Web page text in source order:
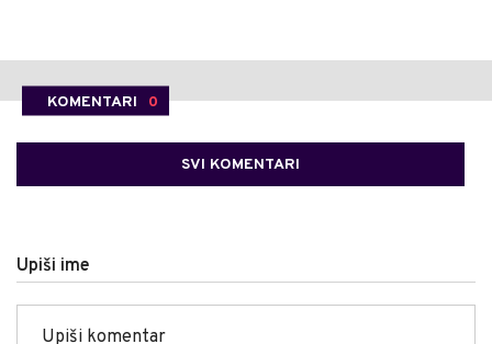
KOMENTARI 0
SVI KOMENTARI
Upiši ime